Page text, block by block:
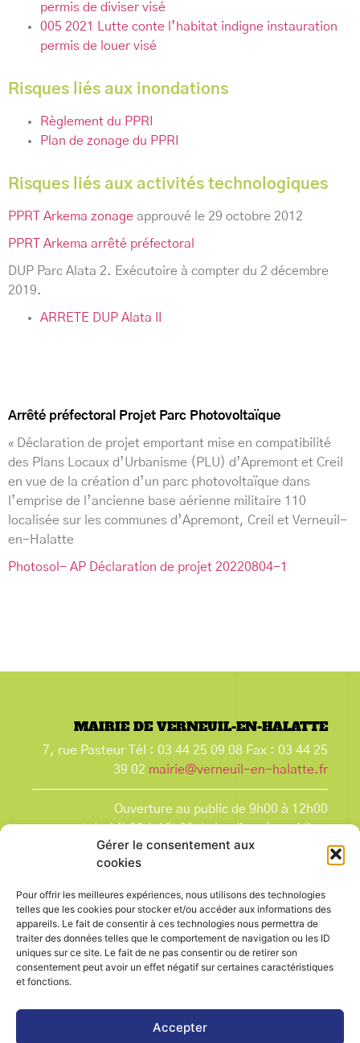
Gérer le consentement aux
cookies
Pour offrir les meilleures expériences, nous utilisons des technologies
telles que les cookies pour stocker et/ou accéder aux informations des
appareils. Le fait de consentir à ces technologies nous permettra de
traiter des données telles que le comportement de navigation ou les ID
uniques sur ce site. Le fait de ne pas consentir ou de retirer son
consentement peut avoir un effet négatif sur certaines caractéristiques
et fonctions.
Accepter
permis de diviser visé
005 2021 Lutte conte l’habitat indigne instauration
permis de louer visé
Risques liés aux inondations
Règlement du PPRI
Plan de zonage du PPRI
Risques liés aux activités technologiques
PPRT Arkema zonage approuvé le 29 octobre 2012
PPRT Arkema arrêté préfectoral
DUP Parc Alata 2. Exécutoire à compter du 2 décembre
2019.
ARRETE DUP Alata II
Arrêté préfectoral Projet Parc Photovoltaïque
« Déclaration de projet emportant mise en compatibilité
des Plans Locaux d’Urbanisme (PLU) d’Apremont et Creil
en vue de la création d’un parc photovoltaïque dans
l’emprise de l’ancienne base aérienne militaire 110
localisée sur les communes d’Apremont, Creil et Verneuil-
en-Halatte
Photosol- AP Déclaration de projet 20220804-1
MAIRIE DE VERNEUIL-EN-HALATTE
7, rue Pasteur Tél : 03 44 25 09 08 Fax : 03 44 25
39 02 mairie@verneuil-en-halatte.fr
Ouverture au public de 9h00 à 12h00
et de 14h00 à 18h00 du lundi après-midi au
vendredi,
et le samedi de 9h00 à 12h00.
que les jours fériés.